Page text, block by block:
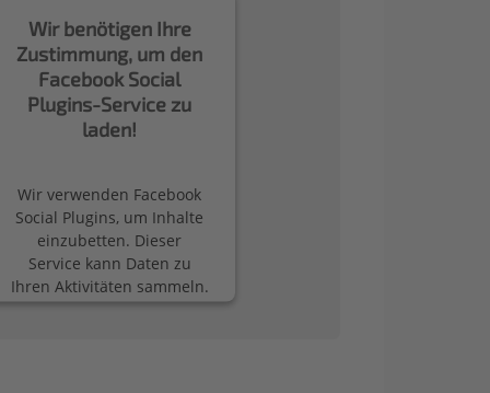
Wir benötigen Ihre
Zustimmung, um den
Facebook Social
Plugins-Service zu
laden!
Wir verwenden Facebook
Social Plugins, um Inhalte
einzubetten. Dieser
Service kann Daten zu
Ihren Aktivitäten sammeln.
Bitte lesen Sie die Details